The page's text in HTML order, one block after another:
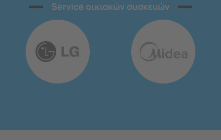
Service οικιακών συσκευών